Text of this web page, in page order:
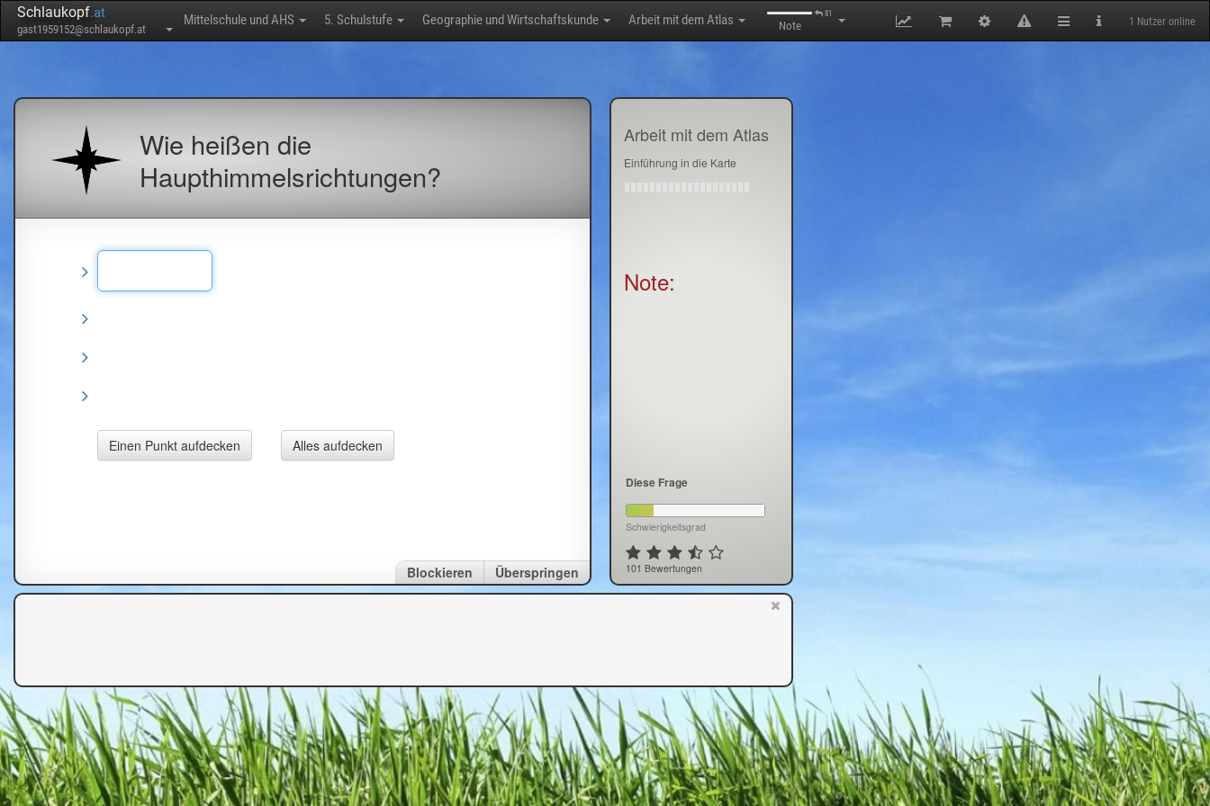
Schlaukopf.at
gast1959152@schlaukopf.at
Mittelschule und AHS 5. Schulstufe Geographie und Wirtschaftskunde Arbeit mit dem Atlas 81
Note 1 Nutzer online
Wie heißen die
Haupthimmelsrichtungen?
Überspringen
Blockieren
Arbeit mit dem Atlas
Einführung in die Karte
Note:
Diese Frage
Schwierigkeitsgrad
101 Bewertungen